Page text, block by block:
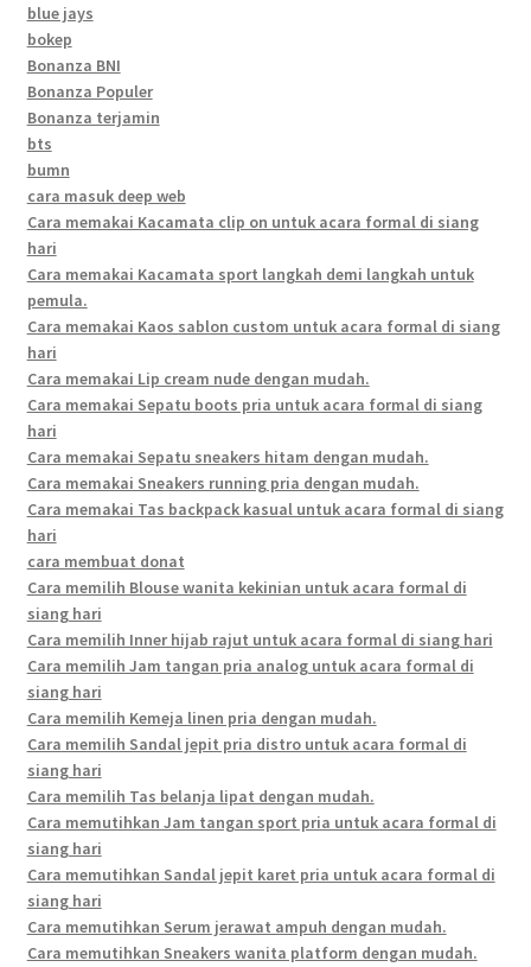
blue jays
bokep
Bonanza BNI
Bonanza Populer
Bonanza terjamin
bts
bumn
cara masuk deep web
Cara memakai Kacamata clip on untuk acara formal di siang
hari
Cara memakai Kacamata sport langkah demi langkah untuk
pemula.
Cara memakai Kaos sablon custom untuk acara formal di siang
hari
Cara memakai Lip cream nude dengan mudah.
Cara memakai Sepatu boots pria untuk acara formal di siang
hari
Cara memakai Sepatu sneakers hitam dengan mudah.
Cara memakai Sneakers running pria dengan mudah.
Cara memakai Tas backpack kasual untuk acara formal di siang
hari
cara membuat donat
Cara memilih Blouse wanita kekinian untuk acara formal di
siang hari
Cara memilih Inner hijab rajut untuk acara formal di siang hari
Cara memilih Jam tangan pria analog untuk acara formal di
siang hari
Cara memilih Kemeja linen pria dengan mudah.
Cara memilih Sandal jepit pria distro untuk acara formal di
siang hari
Cara memilih Tas belanja lipat dengan mudah.
Cara memutihkan Jam tangan sport pria untuk acara formal di
siang hari
Cara memutihkan Sandal jepit karet pria untuk acara formal di
siang hari
Cara memutihkan Serum jerawat ampuh dengan mudah.
Cara memutihkan Sneakers wanita platform dengan mudah.